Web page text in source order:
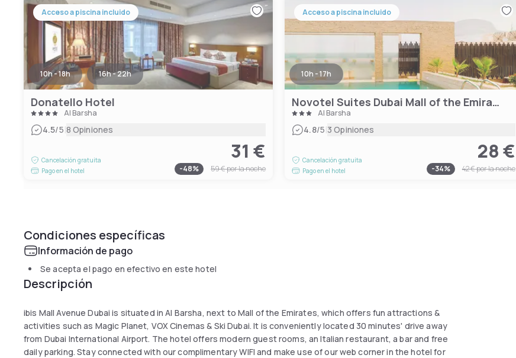
Acceso a piscina incluido
10h - 18h 16h - 22h
Donatello Hotel
Al Barsha
4.5/5|8 Opiniones
Cancelación gratuita
Pago en el hotel
31 €
-48% 59 €por la noche
Acceso a piscina incluido
10h - 17h
Novotel Suites Dubai Mall of the Emirates
Al Barsha
4.8/5|3 Opiniones
Cancelación gratuita
Pago en el hotel
28 €
-34% 42 €por la noche
Condiciones específicas
Información de pago
Se acepta el pago en efectivo en este hotel
Descripción
ibis Mall Avenue Dubai is situated in Al Barsha, next to Mall of the Emirates, which offers fun attractions &
activities such as Magic Planet, VOX Cinemas & Ski Dubai. It is conveniently located 30 minutes' drive away
from Dubai International Airport. The hotel offers modern guest rooms, an Italian restaurant, a bar and free
daily parking. Stay connected with our complimentary WIFI and make use of our web corner in the hotel for